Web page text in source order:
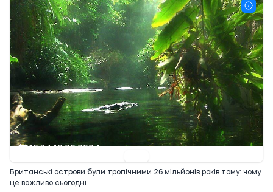
12:34 16.09.2024
Британські острови були тропічними 26 мільйонів років тому: чому
це важливо сьогодні